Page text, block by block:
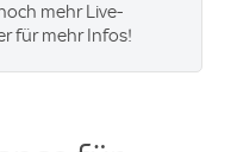
mehr Live-
für mehr Infos!